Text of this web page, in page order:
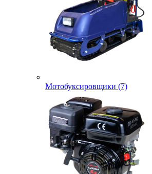
Мотобуксировщики (7)